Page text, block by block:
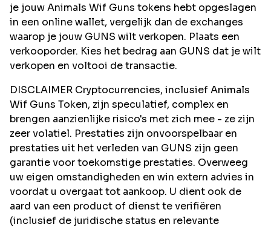
je jouw Animals Wif Guns tokens hebt opgeslagen
in een online wallet, vergelijk dan de exchanges
waarop je jouw GUNS wilt verkopen. Plaats een
verkooporder. Kies het bedrag aan GUNS dat je wilt
verkopen en voltooi de transactie.
DISCLAIMER Cryptocurrencies, inclusief Animals
Wif Guns Token, zijn speculatief, complex en
brengen aanzienlijke risico's met zich mee - ze zijn
zeer volatiel. Prestaties zijn onvoorspelbaar en
prestaties uit het verleden van GUNS zijn geen
garantie voor toekomstige prestaties. Overweeg
uw eigen omstandigheden en win extern advies in
voordat u overgaat tot aankoop. U dient ook de
aard van een product of dienst te verifiëren
(inclusief de juridische status en relevante